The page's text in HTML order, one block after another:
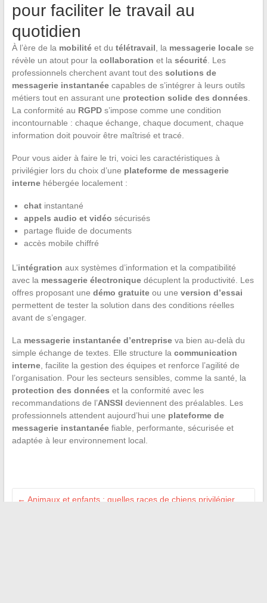
pour faciliter le travail au
quotidien
À l’ère de la mobilitéet du télétravail , la messagerie localese
révèle un atout pour la collaboration et la sécurité. Les
professionnels cherchent avant tout des solutions de
messagerie instantanéecapables de s’intégrer à leurs outils
métiers tout en assurant une protection solide des données
La conformité au RGPDs’impose comme une condition
incontournable : chaque échange, chaque document, chaque
information doit pouvoir être maîtrisé et tracé.
Pour vous aider à faire le tri, voici les caractéristiques à
privilégier lors du choix d’une plateforme de messagerie
internehébergée localement :
chatinstantané
appels audio et vidéo sécurisés
partage fluide de documents
accès mobile chiffré
L’intégration aux systèmes d’information et la compatibilité
avec la messagerie électroniquedécuplent la productivité. Les
offres proposant une démo gratuiteou une version d’essai
permettent de tester la solution dans des conditions réelles
avant de s’engager.
La messagerie instantanée d’entrepriseva bien au-delà du
simple échange de textes. Elle structure la communication
interne, facilite la gestion des équipes et renforce l’agilité de
l’organisation. Pour les secteurs sensibles, comme la santé, la
protection des données et la conformité avec les
recommandations de l’ANSSI deviennent des préalables. Les
professionnels attendent aujourd’hui une plateforme de
messagerie instantanéefiable, performante, sécurisée et
adaptée à leur environnement local.
← Animaux et enfants : quelles races de chiens privilégier